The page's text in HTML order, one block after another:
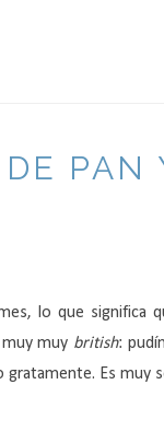
PAN
lo que significa
muy british:
gratamente. Es muy